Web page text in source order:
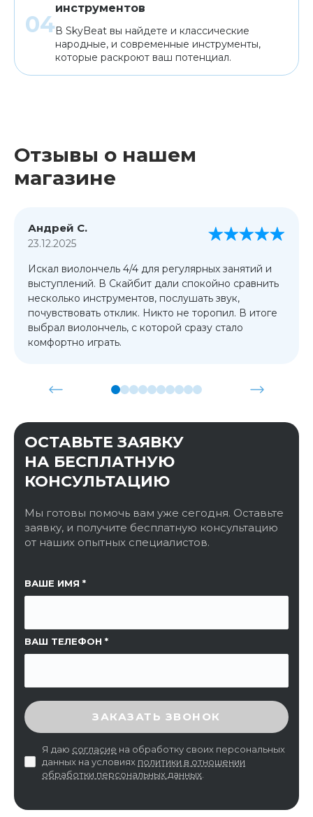
инструментов
В SkyBeat вы найдете и классические
народные, и современные инструменты,
которые раскроют ваш потенциал.
Отзывы о нашем
магазине
Андрей С.
23.12.2025
Искал виолончель 4/4 для регулярных занятий и
выступлений. В Скайбит дали спокойно сравнить
несколько инструментов, послушать звук,
почувствовать отклик. Никто не торопил. В итоге
выбрал виолончель, с которой сразу стало
комфортно играть.
ОСТАВЬТЕ ЗАЯВКУ
НА БЕСПЛАТНУЮ
КОНСУЛЬТАЦИЮ
Мы готовы помочь вам уже сегодня. Оставьте
заявку, и получите бесплатную консультацию
от наших опытных специалистов.
ВАШЕ ИМЯ
ВАШ ТЕЛЕФОН
ССЫЛКА НА СТРАНИЦУ
ВВЕДИТЕ ПРОВЕРОЧНЫЙ КОД
ЗАКАЗАТЬ ЗВОНОК
Я даю согласие на обработку своих персональных
данных на условиях политики в отношении
обработки персональных данных